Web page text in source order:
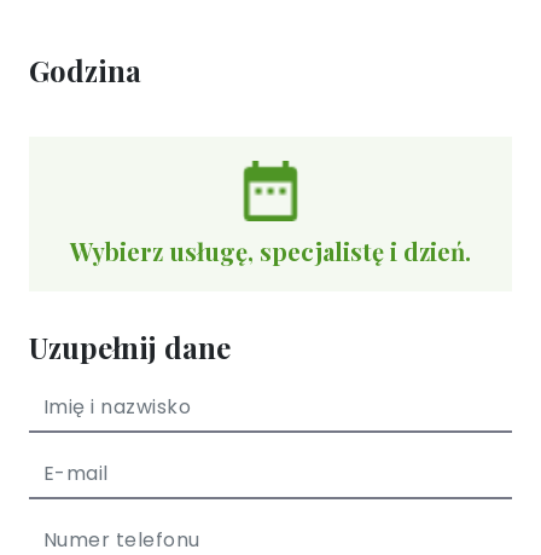
Godzina
Wybierz usługę, specjalistę i dzień.
Uzupełnij dane